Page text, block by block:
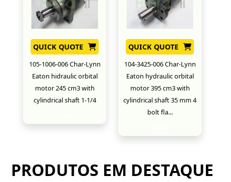
QUICK QUOTE
105-1006-006 Char-Lynn
Eaton hidraulic orbital
motor 245 cm3 with
cylindrical shaft 1-1/4
QUICK QUOTE
104-3425-006 Char-Lynn
Eaton hydraulic orbital
motor 395 cm3 with
cylindrical shaft 35 mm 4
bolt fla...
PRODUTOS EM DESTAQUE